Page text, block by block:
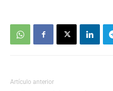
Artículo anterior